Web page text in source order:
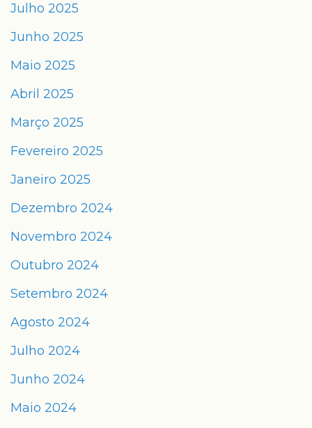
Julho 2025
Junho 2025
Maio 2025
Abril 2025
Março 2025
Fevereiro 2025
Janeiro 2025
Dezembro 2024
Novembro 2024
Outubro 2024
Setembro 2024
Agosto 2024
Julho 2024
Junho 2024
Maio 2024